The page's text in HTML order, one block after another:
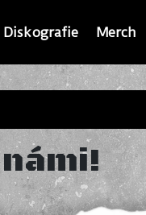
Diskografie Merch